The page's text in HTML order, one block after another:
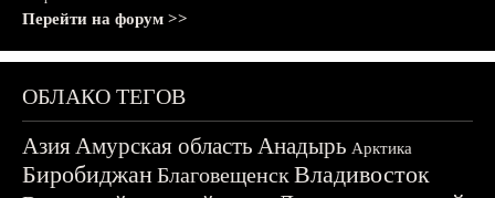
Перейти на форум >>
ОБЛАКО ТЕГОВ
АзияАмурская область Анадырь Арктика
БиробиджанБлаговещенскВладивосток